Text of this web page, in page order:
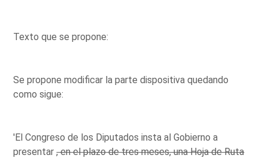
Texto que se propone:
Se propone modificar la parte dispositiva quedando
como sigue:
'El Congreso de los Diputados insta al Gobierno a
presentar, en el plazo de tres meses, una Hoja de Ruta